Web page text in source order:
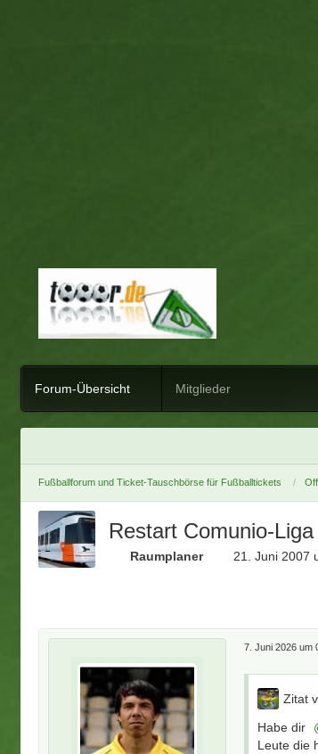
Forum-Übersicht Mitglieder
Fußballforum und Ticket-Tauschbörse für Fußballtickets
Restart Comunio-
Raumplaner 21. Juni 2007
7. Juni 2026 um
Zitat
Habe dir
Leute die